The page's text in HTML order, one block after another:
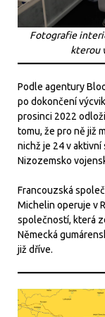
Fotografie
kterou
Podle agentury
po dokončení
prosinci 2022
tomu, že pro ně již
nichž je 24 v
Nizozemsko
Francouzská
Michelin operuje v
společností, která
Německá
již dříve.